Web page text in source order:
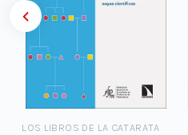
LOS LIBROS DE LA CATARATA